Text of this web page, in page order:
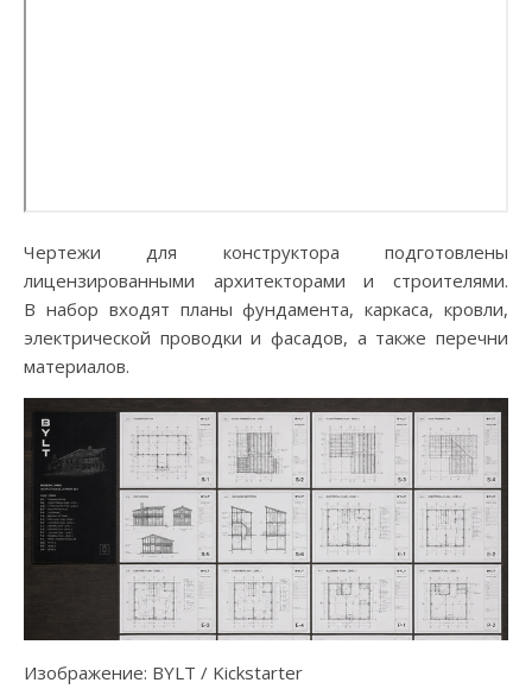
Чертежи для конструктора подготовлены
лицензированными архитекторами и строителями.
В набор входят планы фундамента, каркаса, кровли,
электрической проводки и фасадов, а также перечни
материалов.
Изображение: BYLT / Kickstarter